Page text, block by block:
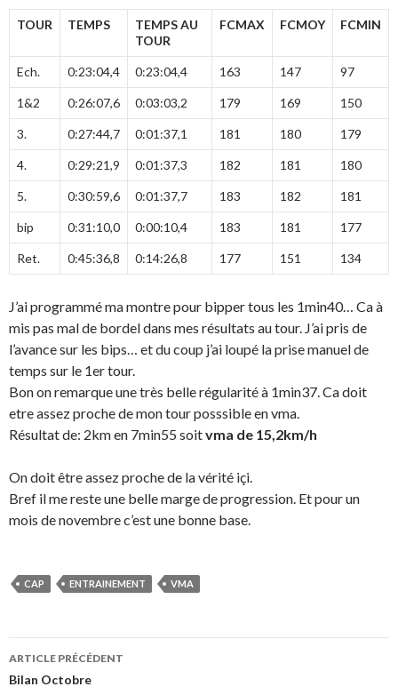
TOUR TEMPS
TEMPS AU
TOUR
FCMAX FCMOY FCMIN
Ech. 0:23:04,4 0:23:04,4 163 147 97
1&2 0:26:07,6 0:03:03,2 179 169 150
3. 0:27:44,7 0:01:37,1 181 180 179
4. 0:29:21,9 0:01:37,3 182 181 180
5. 0:30:59,6 0:01:37,7 183 182 181
bip 0:31:10,0 0:00:10,4 183 181 177
Ret. 0:45:36,8 0:14:26,8 177 151 134
J’ai programmé ma montre pour bipper tous les 1min40… Ca à
mis pas mal de bordel dans mes résultats au tour. J’ai pris de
l’avance sur les bips… et du coup j’ai loupé la prise manuel de
temps sur le 1er tour.
Bon on remarque une très belle régularité à 1min37. Ca doit
etre assez proche de mon tour posssible en vma.
Résultat de: 2km en 7min55 soitvma de 15,2km/h
On doit être assez proche de la vérité içi.
Bref il me reste une belle marge de progression. Et pour un
mois de novembre c’est une bonne base.
CAP ENTRAINEMENT VMA
Navigation
des
ARTICLE PRÉCÉDENT
Bilan Octobre